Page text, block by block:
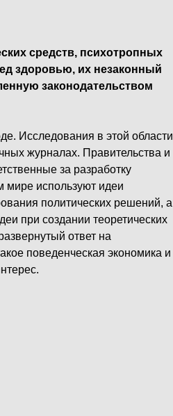
средств, психотропных
здоровью, их незаконный
законодательством
Исследования в этой области
журналах. Правительства и
за разработку
мире используют идеи
политических решений, а
при создании теоретических
ответ на
поведенческая экономика и